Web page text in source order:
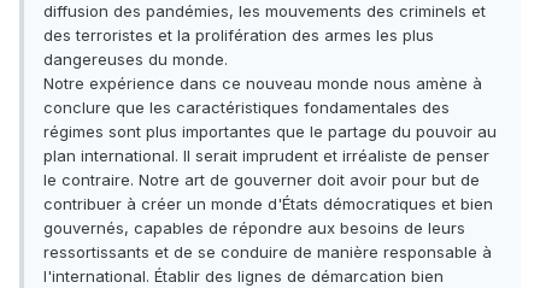
diffusion des pandémies, les mouvements des criminels et
des terroristes et la prolifération des armes les plus
dangereuses du monde.
Notre expérience dans ce nouveau monde nous amène à
conclure que les caractéristiques fondamentales des
régimes sont plus importantes que le partage du pouvoir au
plan international. Il serait imprudent et irréaliste de penser
le contraire. Notre art de gouverner doit avoir pour but de
contribuer à créer un monde d'États démocratiques et bien
gouvernés, capables de répondre aux besoins de leurs
ressortissants et de se conduire de manière responsable à
l'international. Établir des lignes de démarcation bien